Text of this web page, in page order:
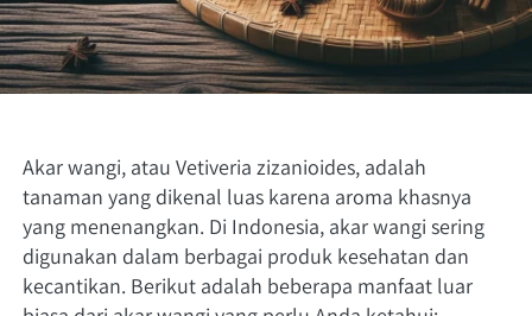
Akar wangi, atau Vetiveria zizanioides, adalah
tanaman yang dikenal luas karena aroma khasnya
yang menenangkan. Di Indonesia, akar wangi sering
digunakan dalam berbagai produk kesehatan dan
kecantikan. Berikut adalah beberapa manfaat luar